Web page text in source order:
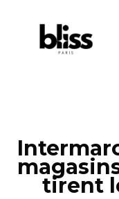
tirent